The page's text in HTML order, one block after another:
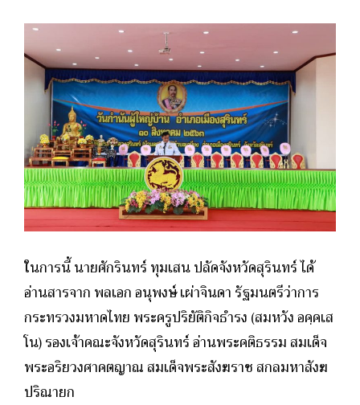
ในการนี้ นายศักรินทร์ ทุมเสน ปลัดจังหวัดสุรินทร์ ได้
อ่านสารจาก พลเอก อนุพงษ์ เผ่าจินดา รัฐมนตรีว่าการ
กระทรวงมหาดไทย พระครูปริยัติกิจธำรง (สมหวัง อคฺคเส
โน) รองเจ้าคณะจังหวัดสุรินทร์ อ่านพระคติธรรม สมเด็จ
พระอริยวงศาคตญาณ สมเด็จพระสังฆราช สกลมหาสังฆ
ปริณายก